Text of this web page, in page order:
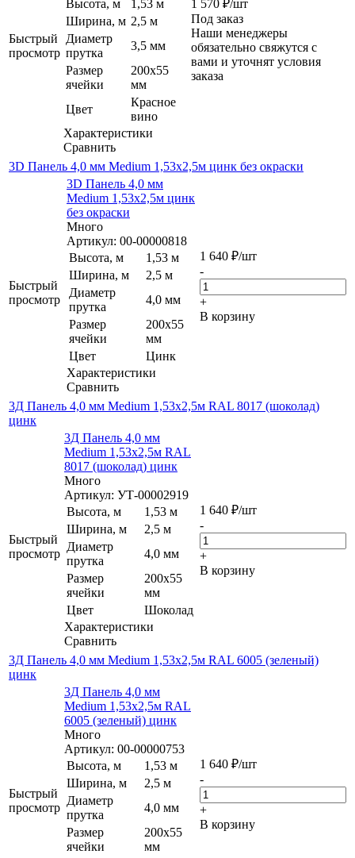
Быстрый
просмотр
Высота, м
1,53 м
Ширина, м 2,5 м
Диаметр
прутка
3,5 мм
Размер
ячейки
200х55
мм
Цвет
Красное
вино
Характеристики
Сравнить
1 570 ₽/шт
Под заказ
Наши менеджеры
обязательно свяжутся с
вами и уточнят условия
заказа
3D Панель 4,0 мм Medium 1,53х2,5м цинк без окраски
Быстрый
просмотр
3D Панель 4,0 мм
Medium 1,53х2,5м цинк
без окраски
Много
Артикул: 00-00000818
Высота, м
1,53 м
Ширина, м
2,5 м
Диаметр
прутка
4,0 мм
Размер
ячейки
200х55
мм
Цвет
Цинк
Характеристики
Сравнить
1 640 ₽/шт
-
+
В корзину
3Д Панель 4,0 мм Medium 1,53х2,5м RAL 8017 (шоколад)
цинк
Быстрый
просмотр
3Д Панель 4,0 мм
Medium 1,53х2,5м RAL
8017 (шоколад) цинк
Много
Артикул: УТ-00002919
Высота, м
1,53 м
Ширина, м
2,5 м
Диаметр
прутка
4,0 мм
Размер
ячейки
200х55
мм
Цвет
Шоколад
Характеристики
Сравнить
1 640 ₽/шт
-
+
В корзину
3Д Панель 4,0 мм Medium 1,53х2,5м RAL 6005 (зеленый)
цинк
Быстрый
просмотр
3Д Панель 4,0 мм
Medium 1,53х2,5м RAL
6005 (зеленый) цинк
Много
Артикул: 00-00000753
Высота, м
1,53 м
Ширина, м
2,5 м
Диаметр
прутка
4,0 мм
Размер
ячейки
200х55
мм
1 640 ₽/шт
-
+
В корзину